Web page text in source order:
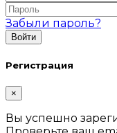
Забыли пароль?
Регистрация
×
Вы успешно